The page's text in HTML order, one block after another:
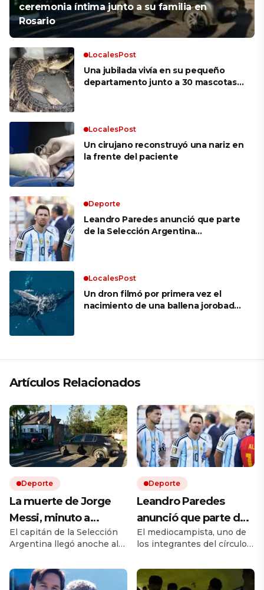
ceremonia íntima junto a su familia en
Rosario
LocalesPost
Una jubilada vivía en su pequeño
departamento junto a 30 mascotas,
LocalesPost
Un cirujano reconstruyó una nariz en
la frente del paciente
Deporte
Leandro Paredes anunció que parte
de la Selección Argentina
LocalesPost
Un dron filmó por primera vez el
nacimiento de una ballena jorobada
Artículos Relacionados
Deporte
La muerte de Jorge
Messi, minuto a
minuto: Lionel Messi
despide a su papá en
una ceremonia íntima
junto a su familia en
El capitán de la Selección
Argentina llegó anoche al
participa de la despedida
en el cementerio El Prado,
Deporte
Leandro Paredes
anunció que parte de
la Selección Argentina
acompañará a Messi
en Rosario por la
muerte de su papá:
El mediocampista, uno de
los integrantes del círculo
Albiceleste, lo contó
después del partido entre